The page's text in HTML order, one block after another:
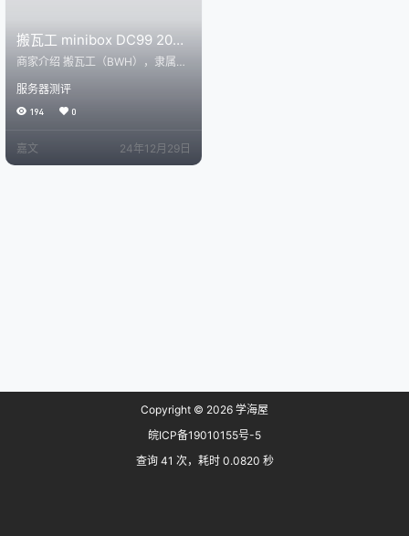
搬瓦工 minibox DC99 2025
年测评
商家介绍 搬瓦工（BWH），隶属于
年的全球领先VPS服务商。BWH凭
借其高性价比、卓越的稳定性以及
十多个机房，包括中国香港、美国
洛杉矶、日本东京、日本大阪、澳
服务器测评
194 0
嘉文 24年12月29日
Copyright © 2026 学海屋
皖ICP备19010155号-5
查询 41 次，耗时 0.0820 秒